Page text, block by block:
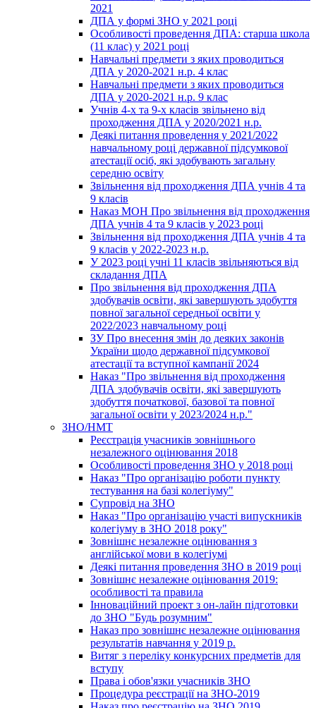
2021
ДПА у формі ЗНО у 2021 році
Особливості проведення ДПА: старша школа
(11 клас) у 2021 році
Навчальні предмети з яких проводиться
ДПА у 2020-2021 н.р. 4 клас
Навчальні предмети з яких проводиться
ДПА у 2020-2021 н.р. 9 клас
Учнів 4-х та 9-х класів звільнено від
проходження ДПА у 2020/2021 н.р.
Деякі питання проведення у 2021/2022
навчальному році державної підсумкової
атестації осіб, які здобувають загальну
середню освіту
Звільнення від проходження ДПА учнів 4 та
9 класів
Наказ МОН Про звільнення від проходження
ДПА учнів 4 та 9 класів у 2023 році
Звільнення від проходження ДПА учнів 4 та
9 класів у 2022-2023 н.р.
У 2023 році учні 11 класів звільняються від
складання ДПА
Про звільнення від проходження ДПА
здобувачів освіти, які завершують здобуття
повної загальної середньої освіти у
2022/2023 навчальному році
ЗУ Про внесення змін до деяких законів
України щодо державної підсумкової
атестації та вступної кампанії 2024
Наказ "Про звільнення від проходження
ДПА здобувачів освіти, які завершують
здобуття початкової, базової та повної
загальної освіти у 2023/2024 н.р."
ЗНО/НМТ
Реєстрація учасників зовнішнього
незалежного оцінювання 2018
Особливості проведення ЗНО у 2018 році
Наказ "Про організацію роботи пункту
тестування на базі колегіуму"
Супровід на ЗНО
Наказ "Про організацію участі випускників
колегіуму в ЗНО 2018 року"
Зовнішнє незалежне оцінювання з
англійської мови в колегіумі
Деякі питання проведення ЗНО в 2019 році
Зовнішнє незалежне оцінювання 2019:
особливості та правила
Інноваційний проект з он-лайн підготовки
до ЗНО "Будь розумним"
Наказ про зовнішнє незалежне оцінювання
результатів навчання у 2019 р.
Витяг з переліку конкурсних предметів для
вступу
Права і обов'язки учасників ЗНО
Процедура реєстрації на ЗНО-2019